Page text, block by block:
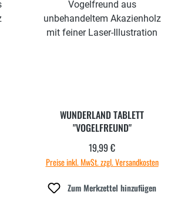
WUNDERLAND TABLETT
"VOGELFREUND"
Regulärer Preis:
19,99 €
Preise inkl. MwSt. zzgl. Versandkosten
Zum Merkzettel hinzufügen